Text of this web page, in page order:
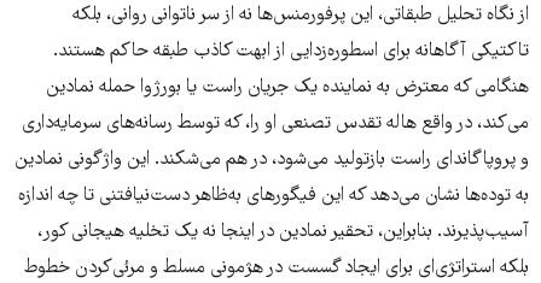
از نگاه تحلیل طبقاتی، این پرفورمنس‌ها نه از سر ناتوانی روانی، بلکه
تاکتیکی آگاهانه برای اسطوره‌زدایی از ابهت کاذب طبقه حاکم هستند.
هنگامی که معترض به نماینده یک جریان راست یا بورژوا حمله نمادین
می‌کند، در واقع هاله تقدس تصنعی او را، که توسط رسانه‌های سرمایه‌داری
و پروپاگاندای راست بازتولید می‌شود، در هم می‌شکند. این واژگونی نمادین
به توده‌ها نشان می‌دهد که این فیگورهای به‌ظاهر دست‌نیافتنی تا چه اندازه
آسیب‌پذیرند. بنابراین، تحقیر نمادین در اینجا نه یک تخلیه هیجانی کور،
بلکه استراتژی‌ای برای ایجاد گسست در هژمونی مسلط و مرئی‌کردن خطوط